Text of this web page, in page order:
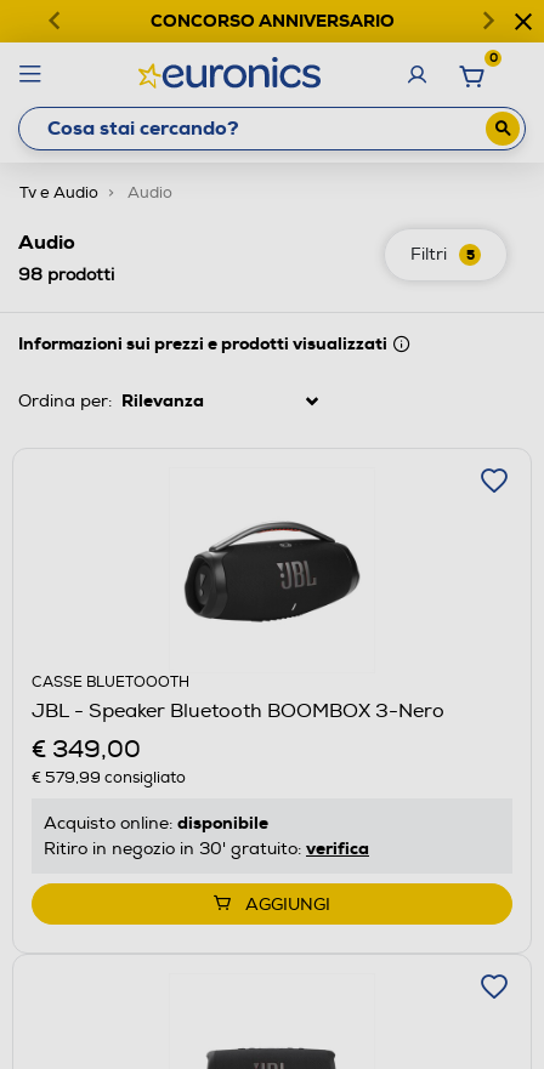
CONCORSO ANNIVERSARIO
0
Tv e Audio Audio
Filtri 5
Audio
98 prodotti
Informazioni sui prezzi e prodotti visualizzati
Ordina per:
CASSE BLUETOOOTH
JBL - Speaker Bluetooth BOOMBOX 3-Nero
€ 349,00
€ 579,99 consigliato
Acquisto online: disponibile
Ritiro in negozio in 30' gratuito: verifica
AGGIUNGI